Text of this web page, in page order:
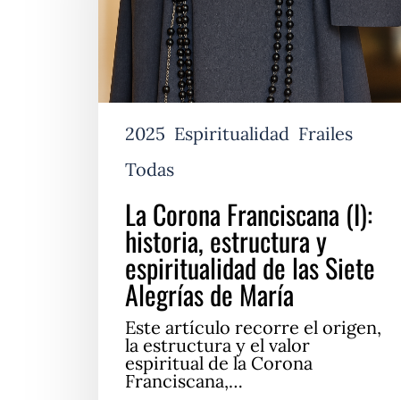
espiritualidad
de
las
Siete
Alegrías
María2025 Espiritualidad Frailes
Todas
La Corona Franciscana (I):
historia, estructura y
espiritualidad de las Siete
Alegrías de María
Este artículo recorre el origen,
la estructura y el valor
espiritual de la Corona
Franciscana,…